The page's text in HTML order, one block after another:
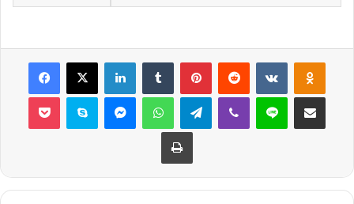
Facebook
X LinkedInTumblr PinterestReddit VKontakte
Pocket Skype MessengerWhatsAppTelegramViber Line E-Posta ile
Yazdır